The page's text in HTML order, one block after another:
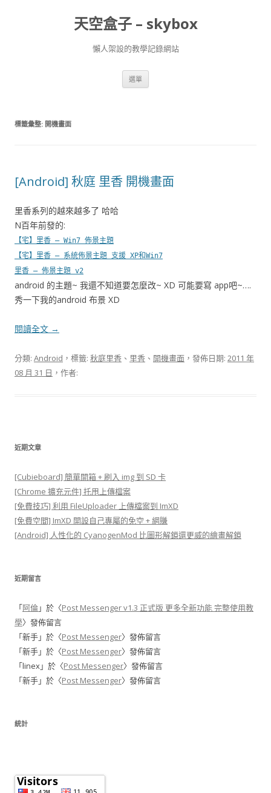
天空盒子 – skybox
懶人架設的教學記錄網站
選單
標籤彙整: 開機畫面
[Android] 秋庭 里香 開機畫面
里香系列的越來越多了 哈哈
N百年前發的:
【宅】里香 – Win7 佈景主題
【宅】里香 – 系統佈景主題 支援 XP和Win7
里香 – 佈景主題 v2
android 的主題~ 我還不知道要怎麼改~ XD 可能要寫 app吧~….
秀一下我的android 布景 XD
閱讀全文 →
分類: Android ，標籤: 秋庭里香 、 里香 、 開機畫面 ，發佈日期: 2011 年
08 月 31 日 ，作者:
近期文章
[Cubieboard] 簡單開箱 + 刷入 img 到 SD 卡
[Chrome 擴充元件] 托甩上傳檔案
[免費技巧] 利用 FileUploader 上傳檔案到 ImXD
[免費空間] ImXD 開設自己專屬的免空 + 網賺
[Android] 人性化的 CyanogenMod 比圖形解鎖還更威的繪畫解鎖
近期留言
「阿倫」於〈Post Messenger v1.3 正式版 更多全新功能 完整使用教
學〉發佈留言
「新手」於〈Post Messenger〉發佈留言
「新手」於〈Post Messenger〉發佈留言
「linex」於〈Post Messenger〉發佈留言
「新手」於〈Post Messenger〉發佈留言
統計